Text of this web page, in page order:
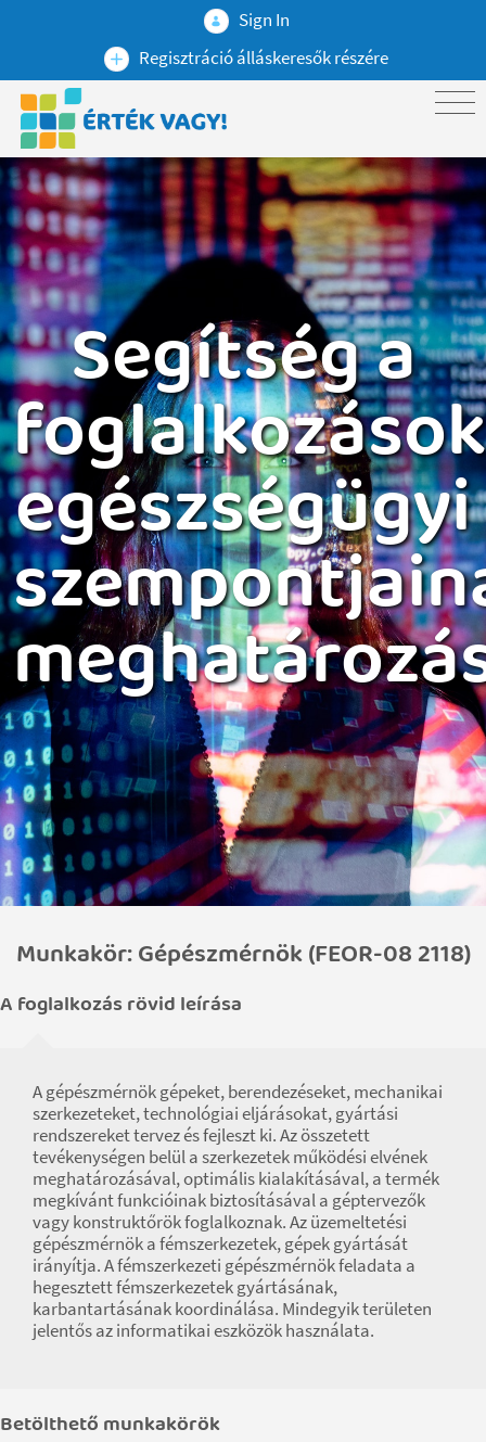
Sign In
Regisztráció álláskeresők részére
Segítség a
foglalkozások
egészségügyi
Munkakör: Gépészmérnök (FEOR-08 2118)
A foglalkozás rövid leírása
A gépészmérnök gépeket, berendezéseket, mechanikai
szerkezeteket, technológiai eljárásokat, gyártási
rendszereket tervez és fejleszt ki. Az összetett
tevékenységen belül a szerkezetek működési elvének
meghatározásával, optimális kialakításával, a termék
megkívánt funkcióinak biztosításával a géptervezők
vagy konstruktőrök foglalkoznak. Az üzemeltetési
gépészmérnök a fémszerkezetek, gépek gyártását
irányítja. A fémszerkezeti gépészmérnök feladata a
hegesztett fémszerkezetek gyártásának,
karbantartásának koordinálása. Mindegyik területen
jelentős az informatikai eszközök használata.
Betölthető munkakörök